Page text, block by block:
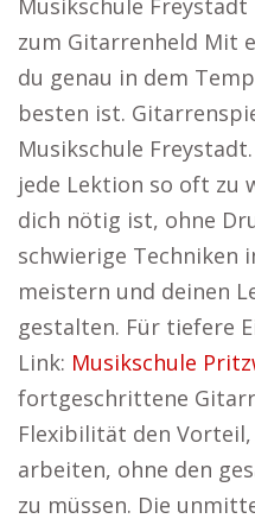
Musikschule
zum Gitarrenheld Mit
du genau in dem
besten ist.
Musikschule
jede Lektion so oft zu
dich nötig ist, ohne
schwierige Techniken
meistern und deinen
gestalten. Für tiefere
Link: Musikschule
fortgeschrittene
Flexibilität den
arbeiten, ohne den
zu müssen. Die